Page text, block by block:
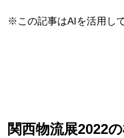
※この記事はAIを活用し
関西物流展2022